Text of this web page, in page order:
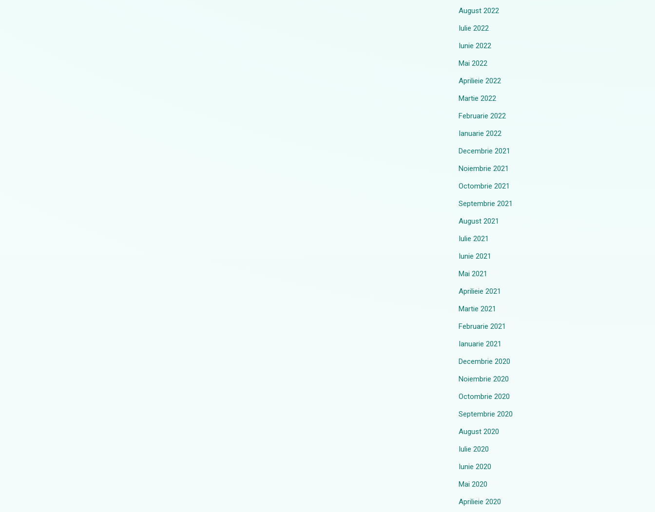
August 2022
Iulie 2022
Iunie 2022
Mai 2022
Aprilieie 2022
Martie 2022
Februarie 2022
Ianuarie 2022
Decembrie 2021
Noiembrie 2021
Octombrie 2021
Septembrie 2021
August 2021
Iulie 2021
Iunie 2021
Mai 2021
Aprilieie 2021
Martie 2021
Februarie 2021
Ianuarie 2021
Decembrie 2020
Noiembrie 2020
Octombrie 2020
Septembrie 2020
August 2020
Iulie 2020
Iunie 2020
Mai 2020
Aprilieie 2020